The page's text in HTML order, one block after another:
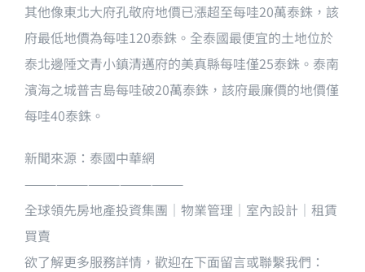
其他像東北大府孔敬府地價已漲超至每哇20萬泰銖，該
府最低地價為每哇120泰銖。全泰國最便宜的土地位於
泰北邊陲文青小鎮清邁府的美真縣每哇僅25泰銖。泰南
濱海之城普吉島每哇破20萬泰銖，該府最廉價的地價僅
每哇40泰銖。
新聞來源：泰國中華網
———————————————
全球領先房地產投資集團｜物業管理｜室內設計｜租賃
買賣
欲了解更多服務詳情，歡迎在下面留言或聯繫我們：